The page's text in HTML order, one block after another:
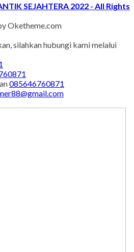
SEJAHTERA 2022 - All Rights
Oketheme.com
silahkan hubungi kami melalui
085646760871